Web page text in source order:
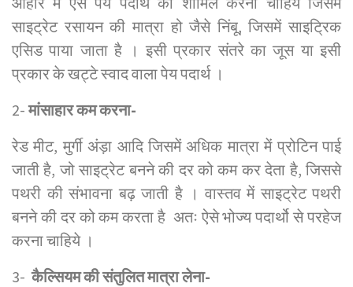
साइट्रेट रसायन की मात्रा हो जैसे निंबू, जिसमें साइट्रिक
एसिड पाया जाता है । इसी प्रकार संतरे का जूस या इसी
प्रकार के खट्टे स्वाद वाला पेय पदार्थ ।
2-मांसाहार कम करना-
रेड मीट, मुर्गी अंड़ा आदि जिसमें अधिक मात्रा में प्रोटिन पाई
जाती है, जो साइट्रेट बनने की दर को कम कर देता है, जिससे
पथरी की संभावना बढ़ जाती है । वास्तव में साइट्रेट पथरी
बनने की दर को कम करता है अतः ऐसे भोज्य पदार्थो से परहेज
करना चाहिये ।
3-कैल्सियम की संतुलित मात्रा लेना-